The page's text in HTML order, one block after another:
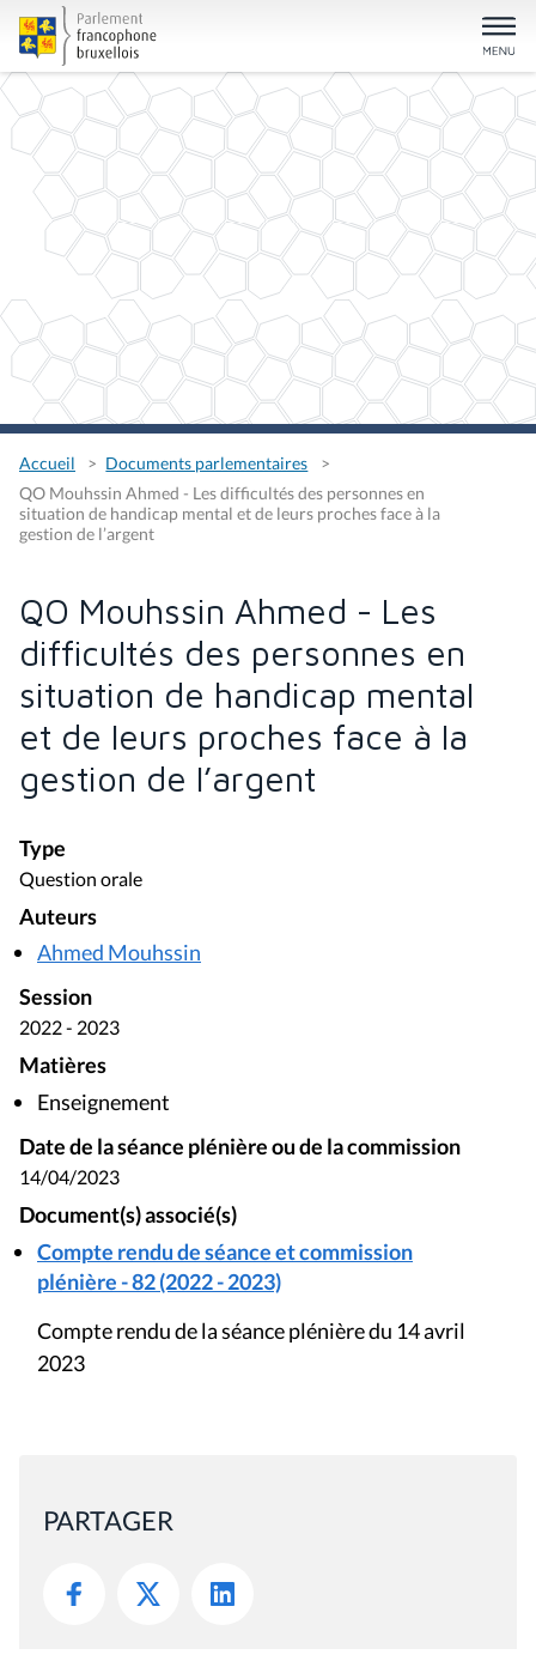
Accueil
Documents parlementaires
QO Mouhssin Ahmed - Les difficultés des personnes en
situation de handicap mental et de leurs proches face à la
gestion de l’argent
QO Mouhssin Ahmed - Les
difficultés des personnes en
situation de handicap mental
et de leurs proches face à la
gestion de l’argent
Type
Question orale
Auteurs
Ahmed Mouhssin
Session
2022 - 2023
Matières
Enseignement
Date de la séance plénière ou de la commission
14/04/2023
Document(s) associé(s)
Compte rendu de séance et commission
plénière - 82 (2022 - 2023)
Compte rendu de la séance plénière du 14 avril
2023
PARTAGER